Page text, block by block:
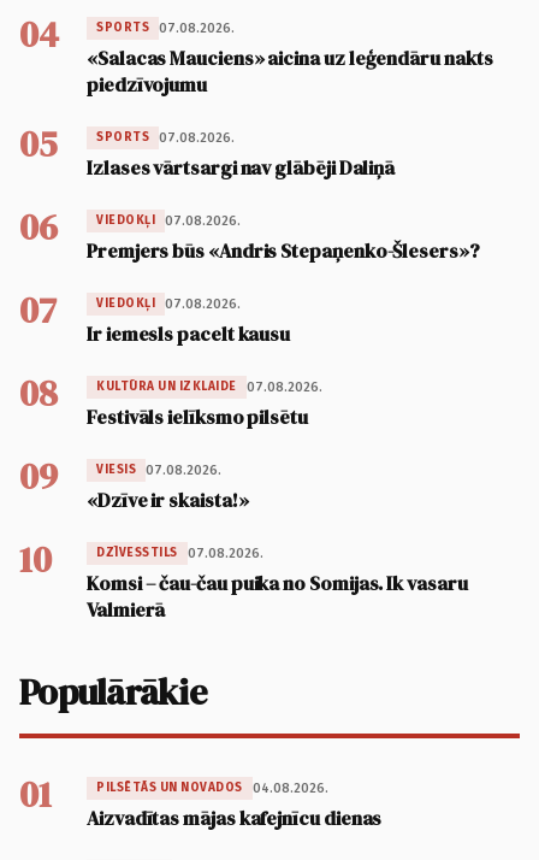
04 SPORTS 07.08.2026.
«Salacas Mauciens» aicina uz leģendāru nakts
piedzīvojumu
05 SPORTS 07.08.2026.
Izlases vārtsargi nav glābēji Daliņā
06 VIEDOKĻI 07.08.2026.
Premjers būs «Andris Stepaņenko-Šlesers»?
07 VIEDOKĻI 07.08.2026.
Ir iemesls pacelt kausu
08 KULTŪRA UN IZKLAIDE 07.08.2026.
Festivāls ielīksmo pilsētu
09 VIESIS 07.08.2026.
«Dzīve ir skaista!»
10 DZĪVESSTILS 07.08.2026.
Komsi – čau-čau puika no Somijas. Ik vasaru
Valmierā
Populārākie
01 PILSĒTĀS UN NOVADOS 04.08.2026.
Aizvadītas mājas kafejnīcu dienas